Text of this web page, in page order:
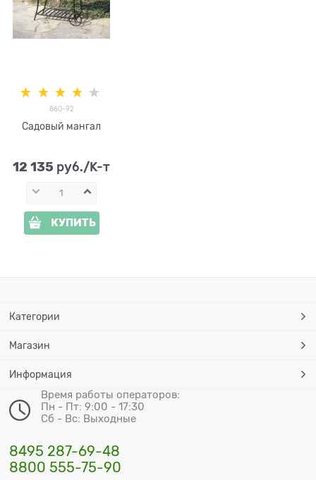
860-92
Садовый мангал
12 135 руб./К-т
КУПИТЬ
Категории
Магазин
Информация
Время работы операторов:
Пн - Пт: 9:00 - 17:30
Сб - Вс: Выходные
8495 287-69-48
8800 555-75-90